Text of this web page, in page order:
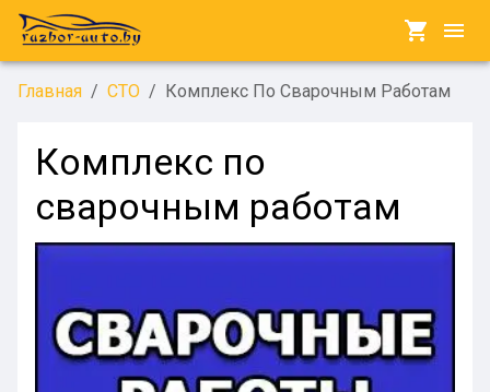
Главная / СТО / Комплекс По Сварочным Работам
Комплекс по
сварочным работам